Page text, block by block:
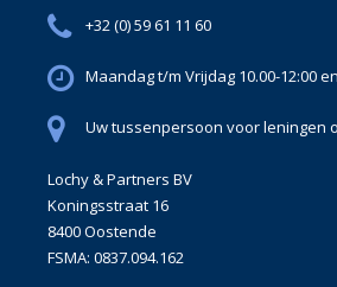
+32 (0) 59 61 11 60
Maandag t/m Vrijdag 10.00-12:00
Uw tussenpersoon voor leningen
Lochy & Partners BV
Koningsstraat 16
8400 Oostende
FSMA: 0837.094.162